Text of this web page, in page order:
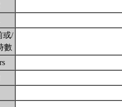
或/
數